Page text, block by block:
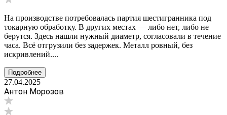
На производстве потребовалась партия шестигранника под
токарную обработку. В других местах — либо нет, либо не
берутся. Здесь нашли нужный диаметр, согласовали в течение
часа. Всё отгрузили без задержек. Металл ровный, без
искривлений....
Подробнее
27.04.2025
Антон Морозов